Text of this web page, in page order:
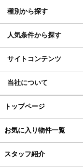
種別から探す
人気条件から探す
サイトコンテンツ
当社について
トップページ
お気に入り物件一覧
スタッフ紹介